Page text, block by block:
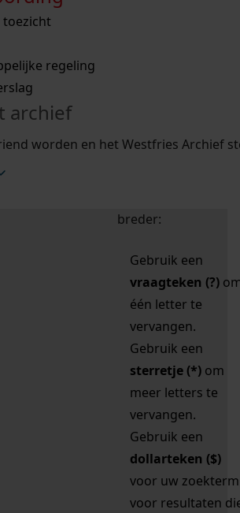
weg met een aantal zoektips.
weg met een aantal zoektips.
toezicht
regeling
archief
worden en het Westfries Archief
zoektips
uw zoekopdracht te
breder:
Gebruik een
vraagteken (?)
één letter te
vervangen.
Gebruik een
sterretje (*) om
meer letters te
vervangen.
Gebruik een
dollarteken ($)
voor uw zoekterm
voor resultaten